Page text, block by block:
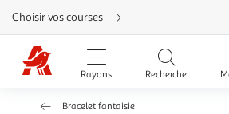
Aller
directement
au
contenu
Aller
directement
Aller
Choisir vos courses
Rayons Recherche
Bracelet fantaisie